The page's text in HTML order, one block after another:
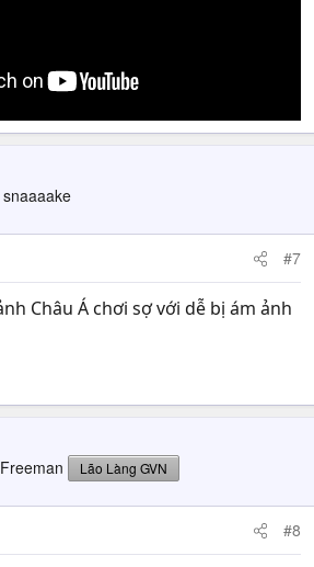
#7
Châu Á chơi sợ với dễ bị ám ảnh
Lão Làng GVN
#8